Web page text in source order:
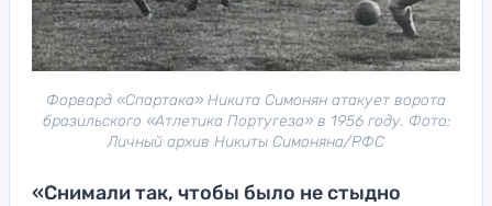
Форвард «Спартака» Никита Симонян атакует ворота
бразильского «Атлетика Португеза» в 1956 году. Фото:
Личный архив Никиты Симоняна/РФС
«Снимали так, чтобы было не стыдно